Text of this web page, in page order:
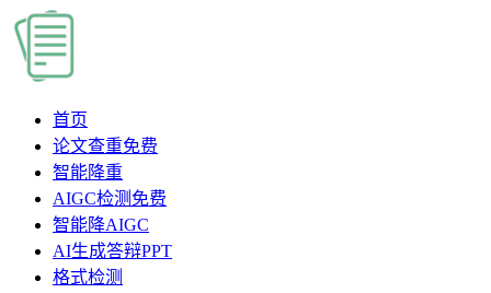
首页
论文查重免费
智能降重
AIGC检测 免费
智能降AIGC
AI生成答辩PPT
格式检测